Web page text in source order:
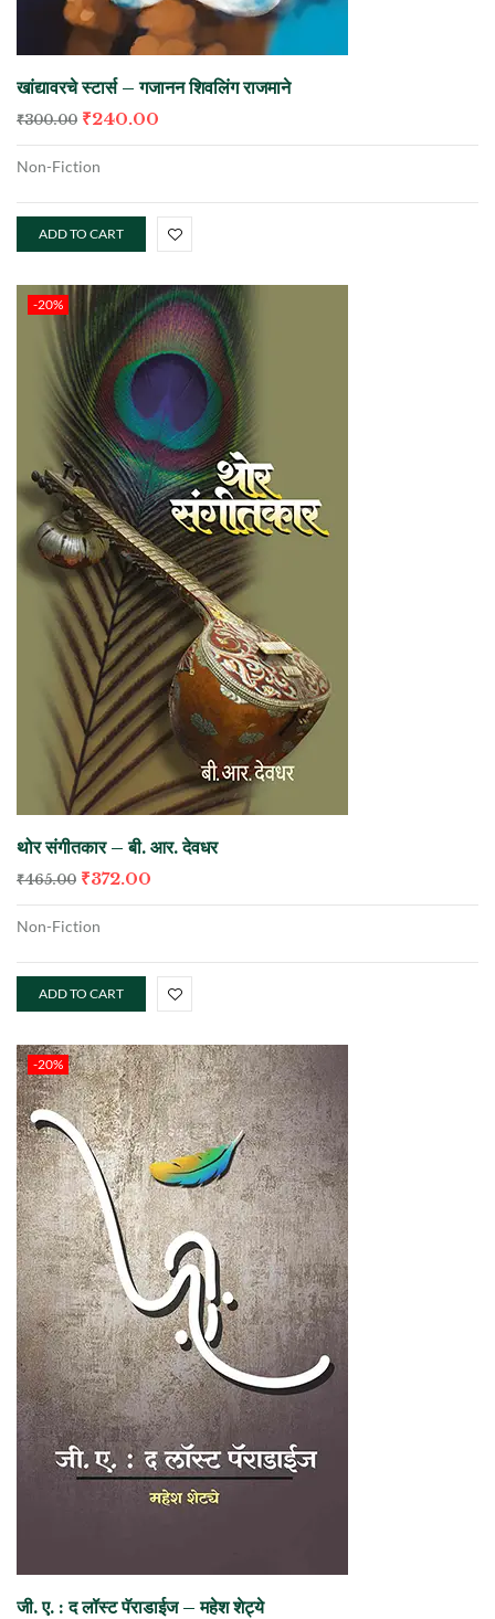
खांद्यावरचे स्टार्स – गजानन शिवलिंग राजमाने
₹300.00 ₹240.00
Non-Fiction
ADD TO CART
-20%
थोर संगीतकार – बी. आर. देवधर
₹465.00 ₹372.00
Non-Fiction
ADD TO CART
-20%
जी. ए. : द लॉस्ट पॅराडाईज – महेश शेट्ये